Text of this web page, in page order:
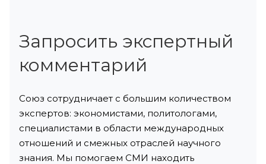
Запросить экспертный
комментарий
Союз сотрудничает с большим количеством
экспертов: экономистами, политологами,
специалистами в области международных
отношений и смежных отраслей научного
знания. Мы помогаем СМИ находить